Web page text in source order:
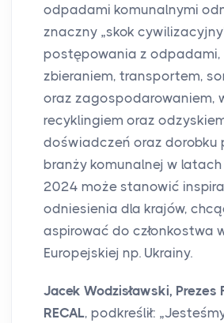
odpadami komunalnymi
znaczny „skok
postępowania z odpadami,
zbieraniem, transportem,
oraz zagospodarowaniem,
recyklingiem oraz
doświadczeń oraz dorobku
branży komunalnej w latach
2024 może stanowić
odniesienia dla krajów,
aspirować do członkostwa
Europejskiej np. Ukrainy.
Jacek Wodzisławski, Prezes
RECAL, podkreślił: